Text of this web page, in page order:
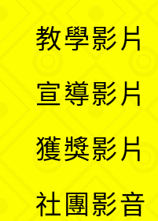
教學影片
宣導影片
獲獎影片
社團影音